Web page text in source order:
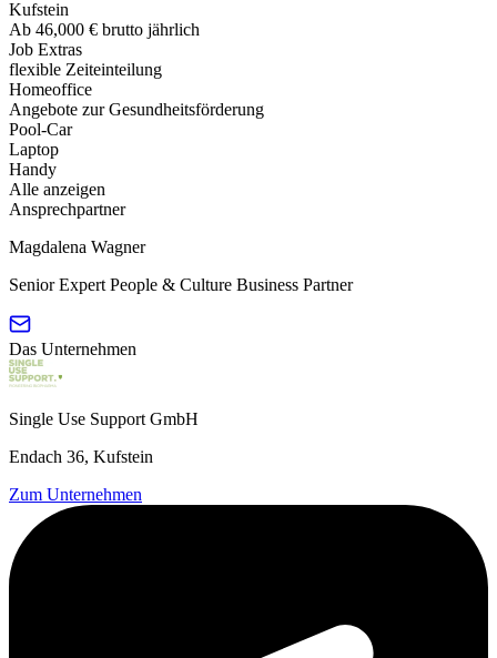
Kufstein
Ab 46,000 € brutto jährlich
Job Extras
flexible Zeiteinteilung
Homeoffice
Angebote zur Gesundheitsförderung
Pool-Car
Laptop
Handy
Alle anzeigen
Ansprechpartner
Magdalena Wagner
Senior Expert People & Culture Business Partner
Das Unternehmen
Single Use Support GmbH
Endach 36, Kufstein
Zum Unternehmen